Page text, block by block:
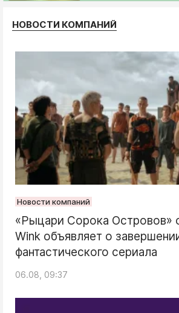
НОВОСТИ КОМПАНИЙ
Новости компаний
«Рыцари Сорока Островов»
Wink объявляет о
фантастического сериала
06.08, 09:37